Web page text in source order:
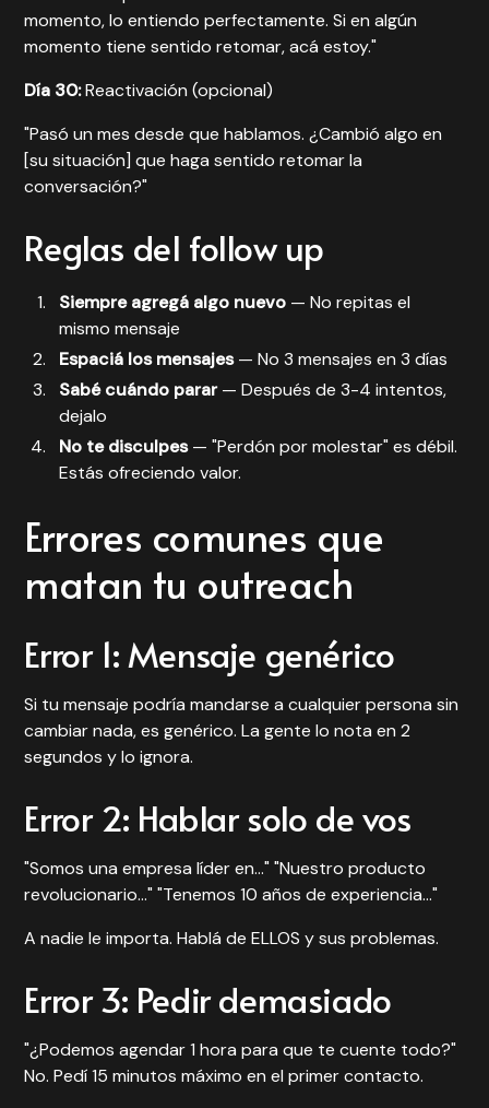
momento, lo entiendo perfectamente. Si en algún
momento tiene sentido retomar, acá estoy."
Día 30:Reactivación (opcional)
"Pasó un mes desde que hablamos. ¿Cambió algo en
[su situación] que haga sentido retomar la
conversación?"
Reglas del follow up
Siempre agregá algo nuevo — No repitas el
mismo mensaje
Espaciá los mensajes— No 3 mensajes en 3 días
Sabé cuándo parar— Después de 3-4 intentos,
dejalo
No te disculpes— "Perdón por molestar" es débil.
Estás ofreciendo valor.
Errores comunes que
matan tu outreach
Error 1: Mensaje genérico
Si tu mensaje podría mandarse a cualquier persona sin
cambiar nada, es genérico. La gente lo nota en 2
segundos y lo ignora.
Error 2: Hablar solo de vos
"Somos una empresa líder en..." "Nuestro producto
revolucionario..." "Tenemos 10 años de experiencia..."
A nadie le importa. Hablá de ELLOS y sus problemas.
Error 3: Pedir demasiado
"¿Podemos agendar 1 hora para que te cuente todo?"
No. Pedí 15 minutos máximo en el primer contacto.